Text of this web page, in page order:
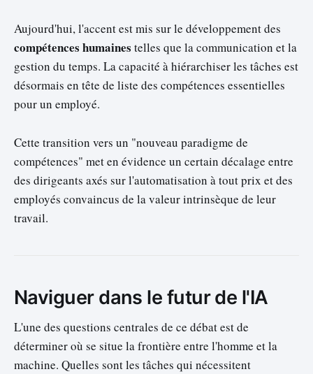
Aujourd'hui, l'accent est mis sur le développement des
compétences humaines telles que la communication et la
gestion du temps. La capacité à hiérarchiser les tâches est
désormais en tête de liste des compétences essentielles
pour un employé.
Cette transition vers un "nouveau paradigme de
compétences" met en évidence un certain décalage entre
des dirigeants axés sur l'automatisation à tout prix et des
employés convaincus de la valeur intrinsèque de leur
travail.
Naviguer dans le futur de l'IA
L'une des questions centrales de ce débat est de
déterminer où se situe la frontière entre l'homme et la
machine. Quelles sont les tâches qui nécessitent